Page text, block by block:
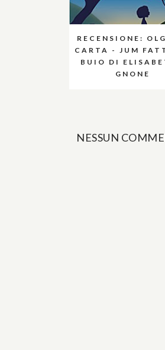
RECENSIONE:
CARTA - JUM
BUIO DI
GNONE
NESSUN